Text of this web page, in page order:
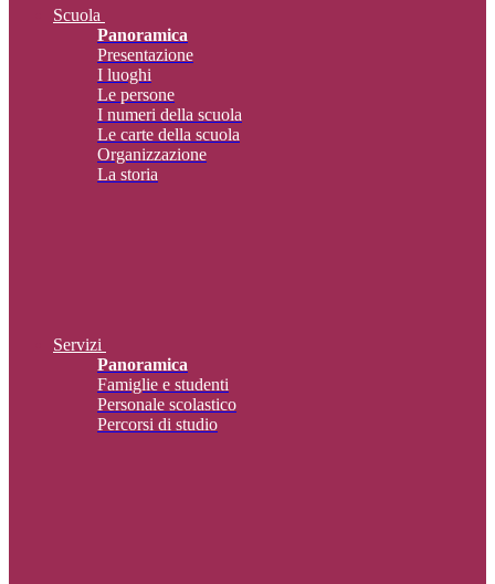
Scuola
Panoramica
Presentazione
I luoghi
Le persone
I numeri della scuola
Le carte della scuola
Organizzazione
La storia
Servizi
Panoramica
Famiglie e studenti
Personale scolastico
Percorsi di studio